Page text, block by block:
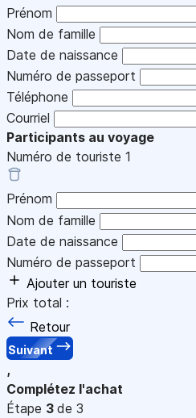
Prénom
Nom de famille
Date de naissance
Numéro de passeport
Téléphone
Courriel
Participants au voyage
Numéro de touriste 1
Prénom
Nom de famille
Date de naissance
Numéro de passeport
Ajouter un touriste
Prix total :
Retour
Suivant
,
Complétez l'achat
Étape 3 de 3